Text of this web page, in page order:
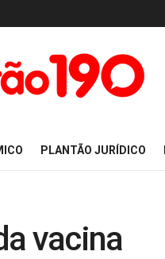
PLANTÃO JURÍDICO
vacina